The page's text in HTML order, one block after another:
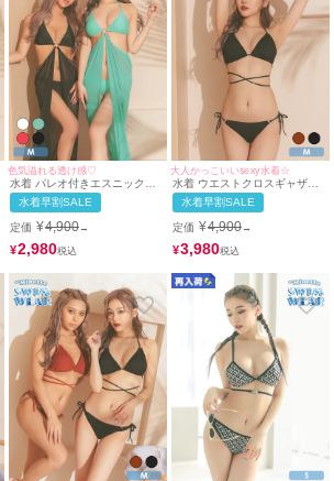
色気溢れる透け感♡
水着 パレオ付きエスニック三
角ホルターネックビキニ
水着早割SALE
定価 ¥4,900→
¥2,980
大人かっこいいsexy水着☆
水着 ウエストクロスギャザー
ワンカラー三角ホルターネック
ビキニ
水着早割SALE
定価 ¥4,900→
¥3,980